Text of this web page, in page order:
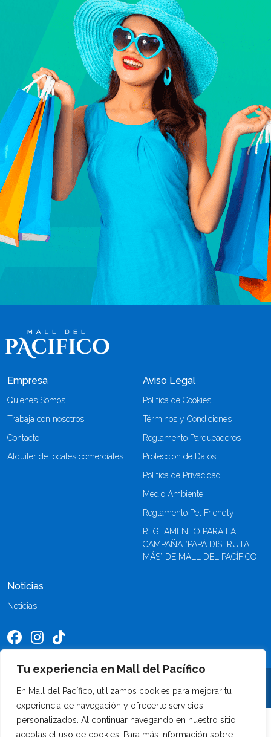
Tu experiencia en Mall del Pacífico
En Mall del Pacífico, utilizamos cookies para mejorar tu
experiencia de navegación y ofrecerte servicios
personalizados. Al continuar navegando en nuestro sitio,
aceptas el uso de cookies. Para más información sobre
Empresa
Quiénes Somos
Trabaja con nosotros
Contacto
Alquiler de locales comerciales
Aviso Legal
Política de Cookies
Términos y Condiciones
Reglamento Parqueaderos
Protección de Datos
Política de Privacidad
Medio Ambiente
Reglamento Pet Friendly
REGLAMENTO PARA LA
CAMPAÑA “PAPÁ DISFRUTA
MÁS” DE MALL DEL PACÍFICO
Noticias
Noticias
©2026 Mall del Pacífico. Todos los derechos reservados